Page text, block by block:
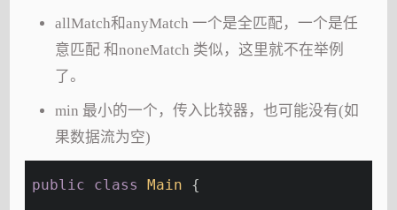
allMatch和anyMatch 一个是全匹配，一个是任
意匹配 和noneMatch 类似，这里就不在举例
了。
min 最小的一个，传入比较器，也可能没有(如
果数据流为空)
public class Main {